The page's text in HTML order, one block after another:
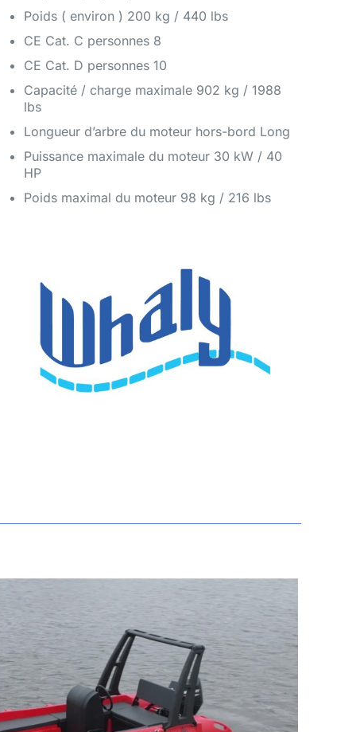
Poids ( environ ) 200 kg / 440 lbs
CE Cat. C personnes 8
CE Cat. D personnes 10
Capacité / charge maximale 902 kg / 1988
lbs
Longueur d’arbre du moteur hors-bord Long
Puissance maximale du moteur 30 kW / 40
HP
Poids maximal du moteur 98 kg / 216 lbs